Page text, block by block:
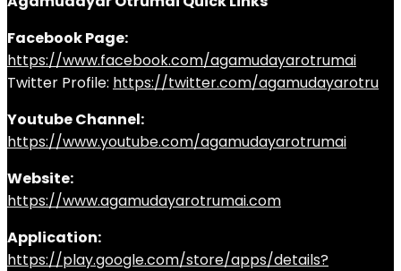
Facebook Page:
https://www.facebook.com/agamudayarotrumai
Twitter Profile: https://twitter.com/agamudayarotru
Youtube Channel:
https://www.youtube.com/agamudayarotrumai
Website:
https://www.agamudayarotrumai.com
Application:
https://play.google.com/store/apps/details?